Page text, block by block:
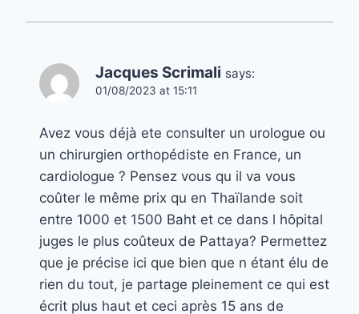
Jacques Scrimali says:
01/08/2023 at 15:11
Avez vous déjà ete consulter un urologue ou
un chirurgien orthopédiste en France, un
cardiologue ? Pensez vous qu il va vous
coûter le même prix qu en Thaïlande soit
entre 1000 et 1500 Baht et ce dans l hôpital
juges le plus coûteux de Pattaya? Permettez
que je précise ici que bien que n étant élu de
rien du tout, je partage pleinement ce qui est
écrit plus haut et ceci après 15 ans de